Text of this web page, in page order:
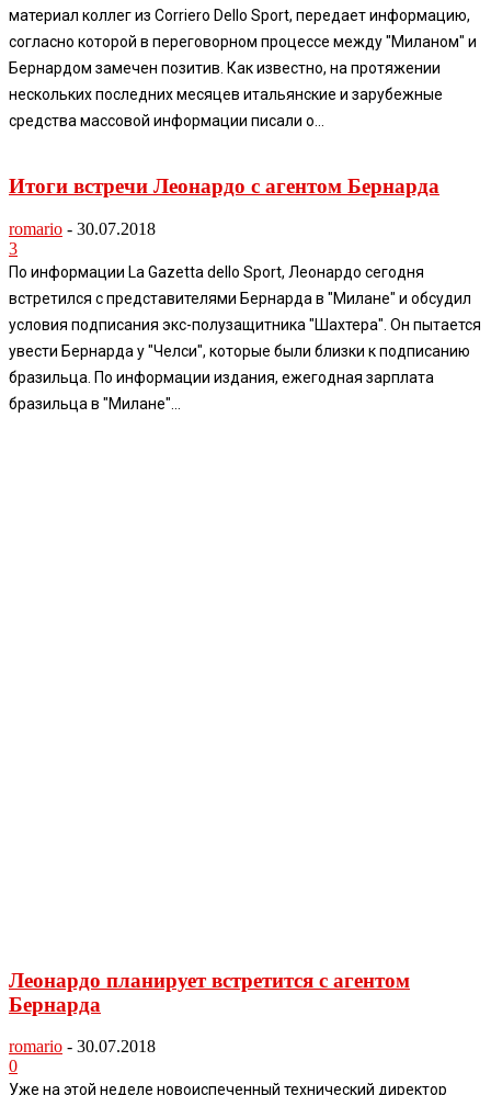
материал коллег из Corriero Dello Sport, передает информацию,
согласно которой в переговорном процессе между "Миланом" и
Бернардом замечен позитив. Как известно, на протяжении
нескольких последних месяцев итальянские и зарубежные
средства массовой информации писали о...
Итоги встречи Леонардо с агентом Бернарда
romario - 30.07.2018
3
По информации La Gazetta dello Sport, Леонардо сегодня
встретился с представителями Бернарда в "Милане" и обсудил
условия подписания экс-полузащитника "Шахтера". Он пытается
увести Бернарда у "Челси", которые были близки к подписанию
бразильца. По информации издания, ежегодная зарплата
бразильца в "Милане"...
Леонардо планирует встретится с агентом
Бернарда
romario - 30.07.2018
0
Уже на этой неделе новоиспеченный технический директор